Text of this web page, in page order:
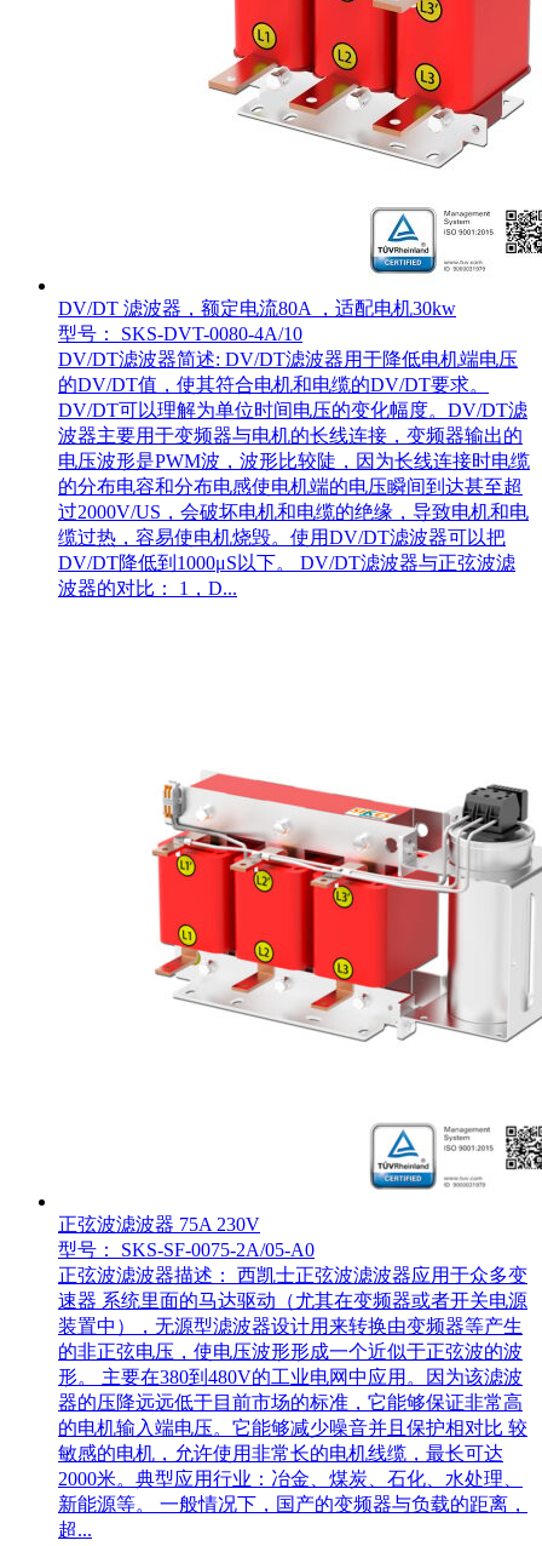
DV/DT 滤波器，额定电流80A ，适配电机30kw
型号： SKS-DVT-0080-4A/10
DV/DT滤波器简述: DV/DT滤波器用于降低电机端电压
的DV/DT值，使其符合电机和电缆的DV/DT要求。
DV/DT可以理解为单位时间电压的变化幅度。DV/DT滤
波器主要用于变频器与电机的长线连接，变频器输出的
电压波形是PWM波，波形比较陡，因为长线连接时电缆
的分布电容和分布电感使电机端的电压瞬间到达甚至超
过2000V/US，会破坏电机和电缆的绝缘，导致电机和电
缆过热，容易使电机烧毁。使用DV/DT滤波器可以把
DV/DT降低到1000μS以下。 DV/DT滤波器与正弦波滤
波器的对比： 1，D...
正弦波滤波器 75A 230V
型号： SKS-SF-0075-2A/05-A0
正弦波滤波器描述： 西凯士正弦波滤波器应用于众多变
速器 系统里面的马达驱动（尤其在变频器或者开关电源
装置中），无源型滤波器设计用来转换由变频器等产生
的非正弦电压，使电压波形形成一个近似于正弦波的波
形。 主要在380到480V的工业电网中应用。因为该滤波
器的压降远远低于目前市场的标准，它能够保证非常高
的电机输入端电压。它能够减少噪音并且保护相对比 较
敏感的电机，允许使用非常长的电机线缆，最长可达
2000米。典型应用行业：冶金、煤炭、石化、水处理、
新能源等。 一般情况下，国产的变频器与负载的距离，
超...